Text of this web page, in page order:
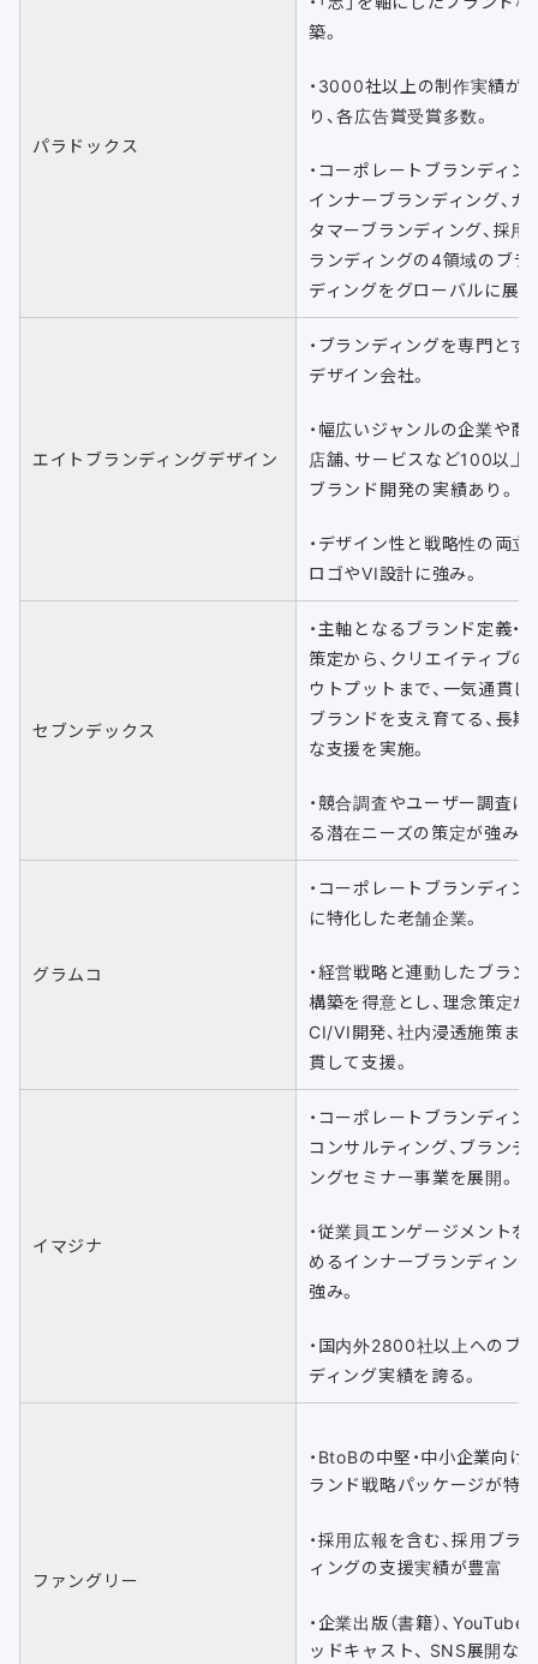
パラドックス
築。
・3000社以上の制作実績が
り、各広告賞受賞多数。
・コーポレートブランディン
インナーブランディング、カ
タマーブランディング、採用
ランディングの4領域のブラ
ディングをグローバルに展開
エイトブランディングデザイン
・ブランディングを専門とす
デザイン会社。
・幅広いジャンルの企業や商
店舗、サービスなど100以上
ブランド開発の実績あり。
・デザイン性と戦略性の両立
ロゴやVI設計に強み。
セブンデックス
・主軸となるブランド定義・
策定から、クリエイティブの
ウトプットまで、一気通貫し
ブランドを支え育てる、長期
な支援を実施。
・競合調査やユーザー調査に
る潜在ニーズの策定が強み
グラムコ
・コーポレートブランディン
に特化した老舗企業。
・経営戦略と連動したブラン
構築を得意とし、理念策定か
CI/VI開発、社内浸透施策ま
貫して支援。
イマジナ
・コーポレートブランディン
コンサルティング、ブランデ
ングセミナー事業を展開。
・従業員エンゲージメントを
めるインナーブランディン
強み。
・国内外2800社以上へのブ
ディング実績を誇る。
ファングリー
・BtoBの中堅・中小企業向け
ランド戦略パッケージが特長
・採用広報を含む、採用ブラ
ィングの支援実績が豊富
・企業出版（書籍）、YouTube
ッドキャスト、 SNS展開な